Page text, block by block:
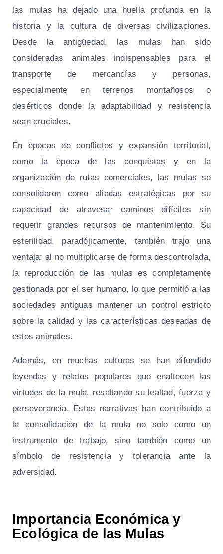
las mulas ha dejado una huella profunda en la
historia y la cultura de diversas civilizaciones.
Desde la antigüedad, las mulas han sido
consideradas animales indispensables para el
transporte de mercancías y personas,
especialmente en terrenos montañosos o
desérticos donde la adaptabilidad y resistencia
sean cruciales.
En épocas de conflictos y expansión territorial,
como la época de las conquistas y en la
organización de rutas comerciales, las mulas se
consolidaron como aliadas estratégicas por su
capacidad de atravesar caminos difíciles sin
requerir grandes recursos de mantenimiento. Su
esterilidad, paradójicamente, también trajo una
ventaja: al no multiplicarse de forma descontrolada,
la reproducción de las mulas es completamente
gestionada por el ser humano, lo que permitió a las
sociedades antiguas mantener un control estricto
sobre la calidad y las características deseadas de
estos animales.
Además, en muchas culturas se han difundido
leyendas y relatos populares que enaltecen las
virtudes de la mula, resaltando su lealtad, fuerza y
perseverancia. Estas narrativas han contribuido a
la consolidación de la mula no solo como un
instrumento de trabajo, sino también como un
símbolo de resistencia y tolerancia ante la
adversidad.
Importancia Económica y
Ecológica de las Mulas